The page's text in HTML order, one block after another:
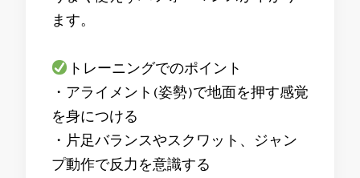
ます。
トレーニングでのポイント
・アライメント(姿勢)で地面を押す感覚
を身につける
・片足バランスやスクワット、ジャン
プ動作で反力を意識する